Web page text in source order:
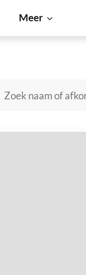
Meer
Shiba Inu Dogecoin